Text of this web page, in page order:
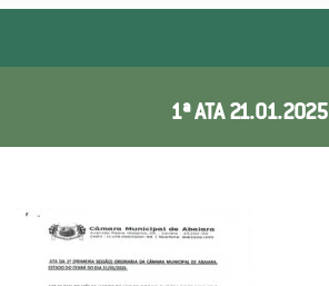
1ª ATA 21.01.2025